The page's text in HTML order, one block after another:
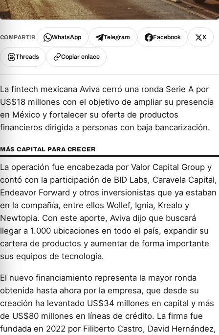
COMPARTIR WhatsApp Telegram Facebook X
Threads Copiar enlace
La fintech mexicana Aviva cerró una ronda Serie A por
US$18 millones con el objetivo de ampliar su presencia
en México y fortalecer su oferta de productos
financieros dirigida a personas con baja bancarización.
MÁS CAPITAL PARA CRECER
La operación fue encabezada por Valor Capital Group y
contó con la participación de BID Labs, Caravela Capital,
Endeavor Forward y otros inversionistas que ya estaban
en la compañía, entre ellos Wollef, Ignia, Krealo y
Newtopia. Con este aporte, Aviva dijo que buscará
llegar a 1.000 ubicaciones en todo el país, expandir su
cartera de productos y aumentar de forma importante
sus equipos de tecnología.
El nuevo financiamiento representa la mayor ronda
obtenida hasta ahora por la empresa, que desde su
creación ha levantado US$34 millones en capital y más
de US$80 millones en líneas de crédito. La firma fue
fundada en 2022 por Filiberto Castro, David Hernández,